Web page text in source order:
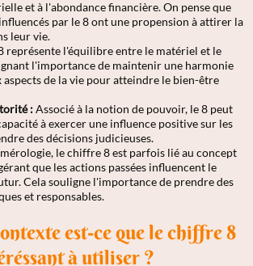
et à l'abondance financière. On pense que
par le 8 ont une propension à attirer la
leur vie.
représente l'équilibre entre le matériel et le
l'importance de maintenir une harmonie
aspects de la vie pour atteindre le bien-être
:Associé à la notion de pouvoir, le 8 peut
à exercer une influence positive sur les
des décisions judicieuses.
le chiffre 8 est parfois lié au concept
que les actions passées influencent le
Cela souligne l'importance de prendre des
et responsables.
est-ce que le chiffre 8
à utiliser ?